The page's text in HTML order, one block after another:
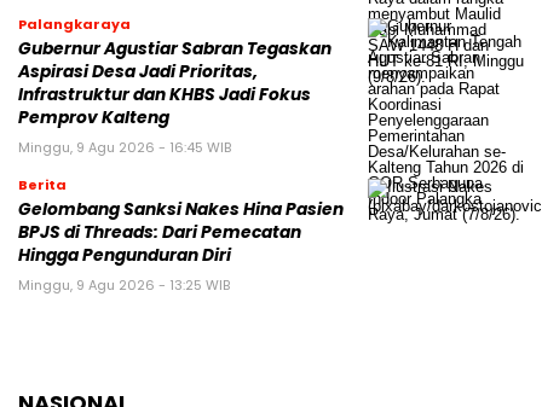
Palangkaraya
Gubernur Agustiar Sabran Tegaskan
Aspirasi Desa Jadi Prioritas,
Infrastruktur dan KHBS Jadi Fokus
Pemprov Kalteng
Minggu, 9 Agu 2026 - 16:45 WIB
Berita
Gelombang Sanksi Nakes Hina Pasien
BPJS di Threads: Dari Pemecatan
Hingga Pengunduran Diri
Minggu, 9 Agu 2026 - 13:25 WIB